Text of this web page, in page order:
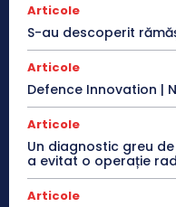
Articole
S-au descoperit
Articole
Defence Innovation |
Articole
Un diagnostic greu
a evitat o operație
Articole